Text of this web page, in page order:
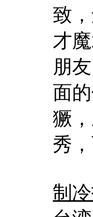
致
才
朋
面
獗
秀
制